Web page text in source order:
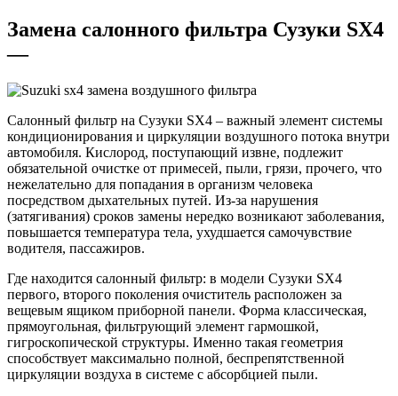
Замена салонного фильтра Сузуки SX4
—
Салонный фильтр на Сузуки SX4 – важный элемент системы
кондиционирования и циркуляции воздушного потока внутри
автомобиля. Кислород, поступающий извне, подлежит
обязательной очистке от примесей, пыли, грязи, прочего, что
нежелательно для попадания в организм человека
посредством дыхательных путей. Из-за нарушения
(затягивания) сроков замены нередко возникают заболевания,
повышается температура тела, ухудшается самочувствие
водителя, пассажиров.
Где находится салонный фильтр: в модели Сузуки SX4
первого, второго поколения очиститель расположен за
вещевым ящиком приборной панели. Форма классическая,
прямоугольная, фильтрующий элемент гармошкой,
гигроскопической структуры. Именно такая геометрия
способствует максимально полной, беспрепятственной
циркуляции воздуха в системе с абсорбцией пыли.